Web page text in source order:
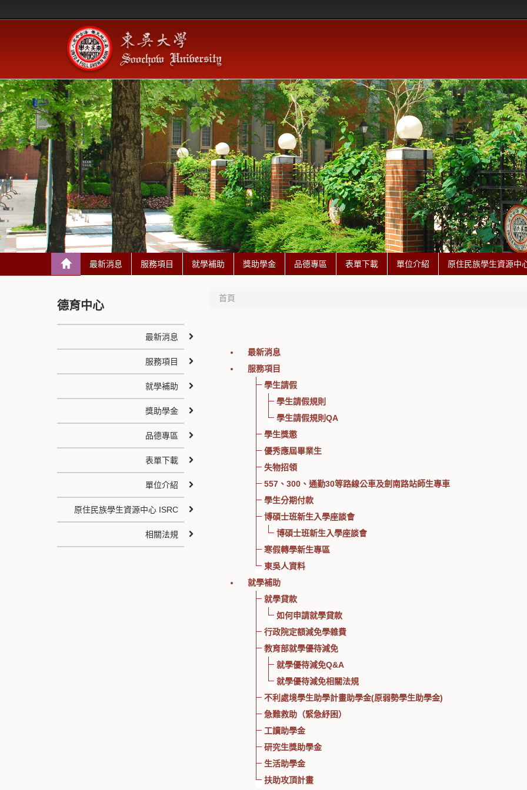
最新消息 服務項目 就學補助 獎助學金 品德專區 表單下載 單位介紹 原住民族學生資源中
首頁
最新消息
服務項目
學生請假
學生請假規則
學生請假規則QA
學生獎懲
優秀應屆畢業生
失物招領
557、300、通勤30等路線公車及劍南路站師生專車
學生分期付款
博碩士班新生入學座談會
博碩士班新生入學座談會
寒假轉學新生專區
東吳人資料
就學補助
就學貸款
如何申請就學貸款
行政院定額減免學雜費
教育部就學優待減免
就學優待減免Q&A
就學優待減免相關法規
不利處境學生助學計畫助學金(原弱勢學生助學金)
急難救助（緊急紓困）
工讀助學金
研究生獎助學金
生活助學金
扶助攻頂計畫
德育中心
最新消息
服務項目
就學補助
獎助學金
品德專區
表單下載
單位介紹
原住民族學生資源中心 ISRC
相關法規